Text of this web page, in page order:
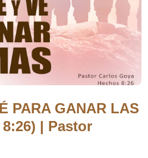
PARA GANAR LAS
| Pastor